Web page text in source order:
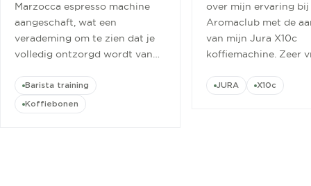
Marzocca espresso machine
aangeschaft, wat een
verademing om te zien dat je
volledig ontzorgd wordt van
cursus.”
Barista training
Koffiebonen
over mijn ervaring bij
Aromaclub met de
van mijn Jura X10c
koffiemachine. Zeer
JURA X10c